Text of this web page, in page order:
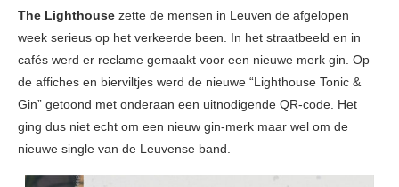
The Lighthouse zette de mensen in Leuven de afgelopen
week serieus op het verkeerde been. In het straatbeeld en in
cafés werd er reclame gemaakt voor een nieuwe merk gin. Op
de affiches en bierviltjes werd de nieuwe “Lighthouse Tonic &
Gin” getoond met onderaan een uitnodigende QR-code. Het
ging dus niet echt om een nieuw gin-merk maar wel om de
nieuwe single van de Leuvense band.